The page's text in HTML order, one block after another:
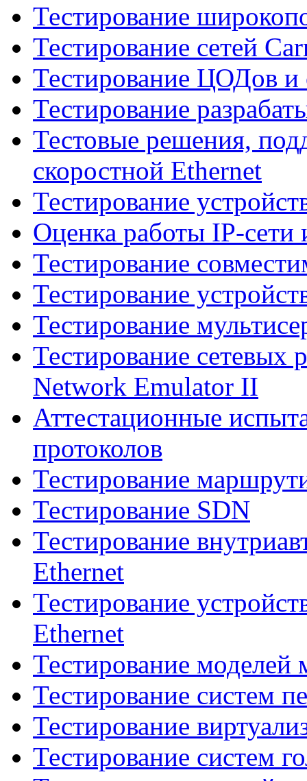
Тестирование
Тестирование сетей
Тестирование ЦОДов
Тестирование
Тестовые решения,
скоростной Ethernet
Тестирование
Оценка работы IP-сети
Тестирование
Тестирование
Тестирование
Тестирование
Network Emulator II
Аттестационные
протоколов
Тестирование
Тестирование SDN
Тестирование
Ethernet
Тестирование
Ethernet
Тестирование моделей
Тестирование систем
Тестирование
Тестирование систем